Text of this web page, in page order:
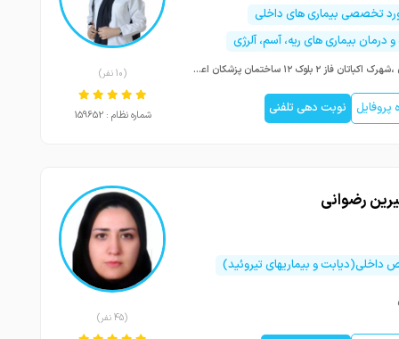
تخصصی بیماری های داخلی
درمان بیماری های ریه، آسم، آلرژی
تهران ،شهرک اکباتان فاز ۲ بلوک ۱۲ ساختمان پزشکان اعجاز
نوبت دهی تلفنی
(10 نفر)
شماره نظام : 159652
رضوانی
و بیماریهای تیروئید)
(45 نفر)